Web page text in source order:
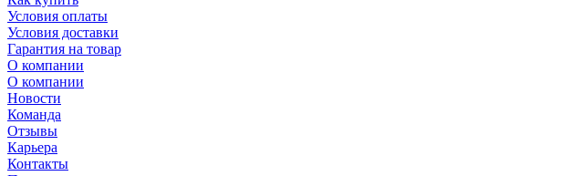
Условия оплаты
Условия доставки
Гарантия на товар
О компании
О компании
Новости
Команда
Отзывы
Карьера
Контакты